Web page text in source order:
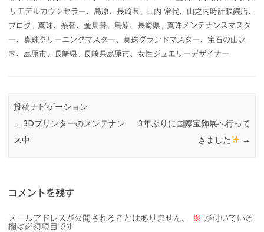
リモデルカウンセラー、島原、長崎県
山内 常代、山之内時計眼鏡店、
ブログ
真珠、糸替、金具替、島原、長崎県
真珠メンテナンスマスタ
ー、真珠クリーニングマスター、真珠グランドマスター、宝石の山之
内、島原市、長崎県
長崎県島原市、女性ジュエリーデザイナー
投稿ナビゲーション
← 3Dプリンターのメンテナン
ス中
3年ぶりに国際宝飾展へ行って
きました
→
コメントを残す
メールアドレスが公開されることはありません。 ※ が付いている
欄は必須項目です